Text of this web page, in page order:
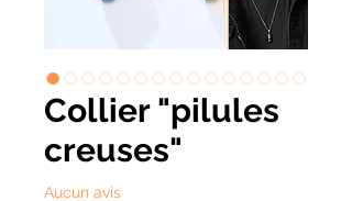
Collier "pilules
creuses"
Aucun avis